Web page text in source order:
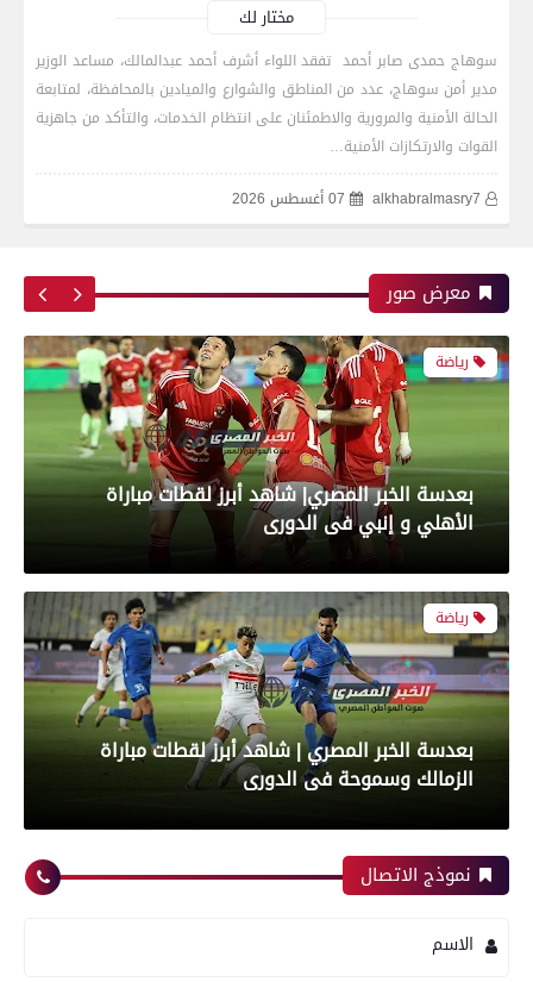
مختار لك
سوهاج حمدى صابر أحمد تفقد اللواء أشرف أحمد عبدالمالك، مساعد الوزير
مدير أمن سوهاج، عدد من المناطق والشوارع والميادين بالمحافظة، لمتابعة
الحالة الأمنية والمرورية والاطمئنان على انتظام الخدمات، والتأكد من جاهزية
القوات والارتكازات الأمنية…
alkhabralmasry7
07 أغسطس 2026
معرض صور
نهائي كأس الكونفدرالية الإفريقية
رياضة
بعدسة الخبر المصري| شاهد أبرز لقطات مباراة زد و
بيراميدز فى نهائى كأس مصر
رياضة
بعدسة الخبر المصري| شاهد أبرز لقطات مباراة
الأهلي و إنبي فى الدورى
رياضة
بعدسة الخبر المصري | شاهد أبرز لقطات مباراة
الزمالك وسموحة فى الدورى
رياضة
نموذج الاتصال
الاسم